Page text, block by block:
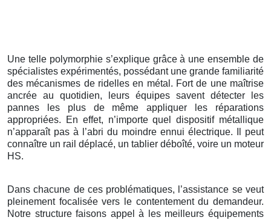
Une telle polymorphie s’explique grâce à une ensemble de
spécialistes expérimentés, possédant une grande familiarité
des mécanismes de ridelles en métal. Fort de une maîtrise
ancrée au quotidien, leurs équipes savent détecter les
pannes les plus de même appliquer les réparations
appropriées. En effet, n’importe quel dispositif métallique
n’apparaît pas à l’abri du moindre ennui électrique. Il peut
connaître un rail déplacé, un tablier déboîté, voire un moteur
HS.
Dans chacune de ces problématiques, l’assistance se veut
pleinement focalisée vers le contentement du demandeur.
Notre structure faisons appel à les meilleurs équipements